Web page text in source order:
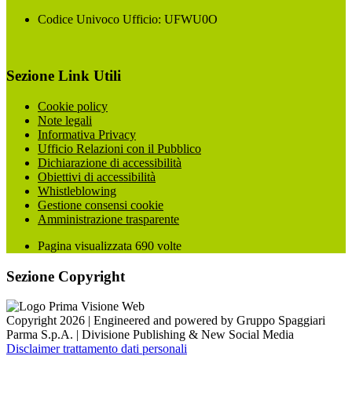
Codice Univoco Ufficio: UFWU0O
Sezione Link Utili
Cookie policy
Note legali
Informativa Privacy
Ufficio Relazioni con il Pubblico
Dichiarazione di accessibilità
Obiettivi di accessibilità
Whistleblowing
Gestione consensi cookie
Amministrazione trasparente
Pagina visualizzata 690 volte
Sezione Copyright
Copyright 2026 | Engineered and powered by Gruppo Spaggiari
Parma S.p.A. | Divisione Publishing & New Social Media
Disclaimer trattamento dati personali